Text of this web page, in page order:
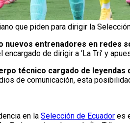
que piden para dirigir la
nuevos entrenadores en redes
de dirigir a ‘La Tri’ y
técnico cargado de leyendas
de comunicación, esta
en la Selección de Ecuador es